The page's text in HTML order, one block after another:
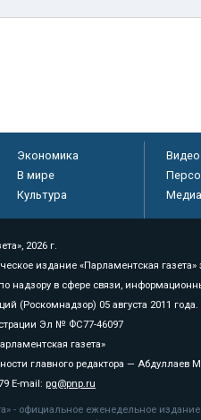
Экономика
В мире
Культура
Видео
2026 г.
издание «Парламентская газета»
надзору в сфере связи,
(Роскомнадзор) 05 августа 2011 года.
Эл № ФС77-46097
газета»
главного редактора — Абдуллаев
E-mail: pg@pnp.ru
- официальное еженедельное